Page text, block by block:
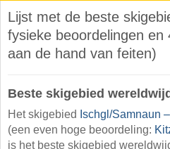
Lijst met de beste
fysieke beoordelingen en
aan de hand van feiten)
Beste skigebied wereldwijd
Het skigebied Ischgl/​Samnaun
(een even hoge beoordeling:
is het beste skigebied